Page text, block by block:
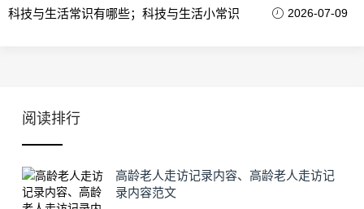
科技与生活常识有哪些；科技与生活小常识 2026-07-09
阅读排行
高龄老人走访记录内容、高龄老人走访记
录内容范文